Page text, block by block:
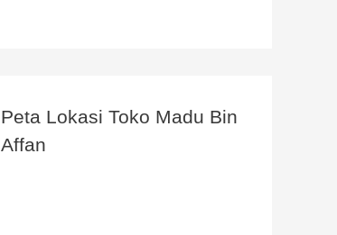
Peta Lokasi Toko Madu Bin
Affan